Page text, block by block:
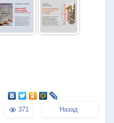
371 Назад